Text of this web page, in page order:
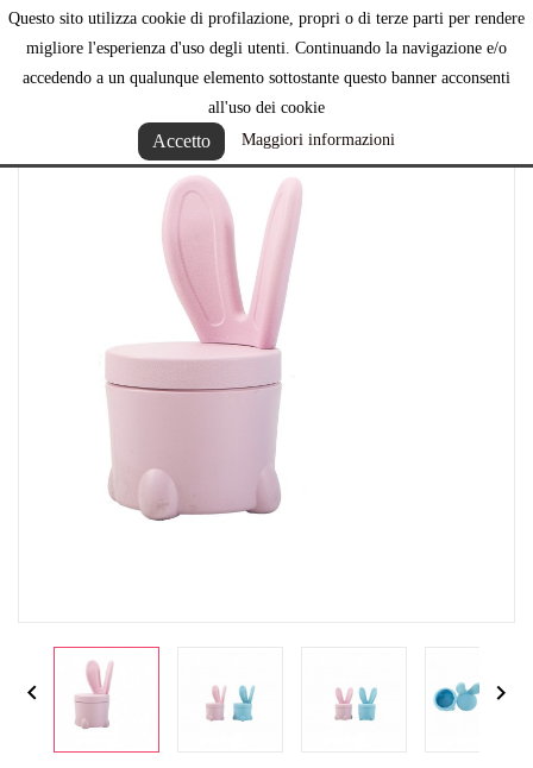
Questo sito utilizza cookie di profilazione, propri o di terze parti per rendere
migliore l'esperienza d'uso degli utenti. Continuando la navigazione e/o
accedendo a un qualunque elemento sottostante questo banner acconsenti
all'uso dei cookie
Accetto Maggiori informazioni

 